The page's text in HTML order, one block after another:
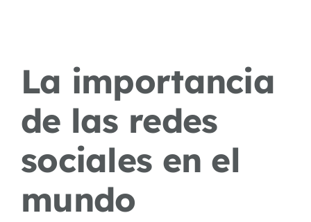
La importancia
de las redes
sociales en el
mundo